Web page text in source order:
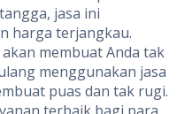
jasa ini
harga terjangkau.
membuat Anda tak
menggunakan jasa
puas dan tak rugi.